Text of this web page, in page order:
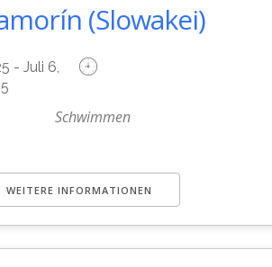
(Slowakei)
- Juli 6,
Schwimmen
WEITERE INFORMATIONEN